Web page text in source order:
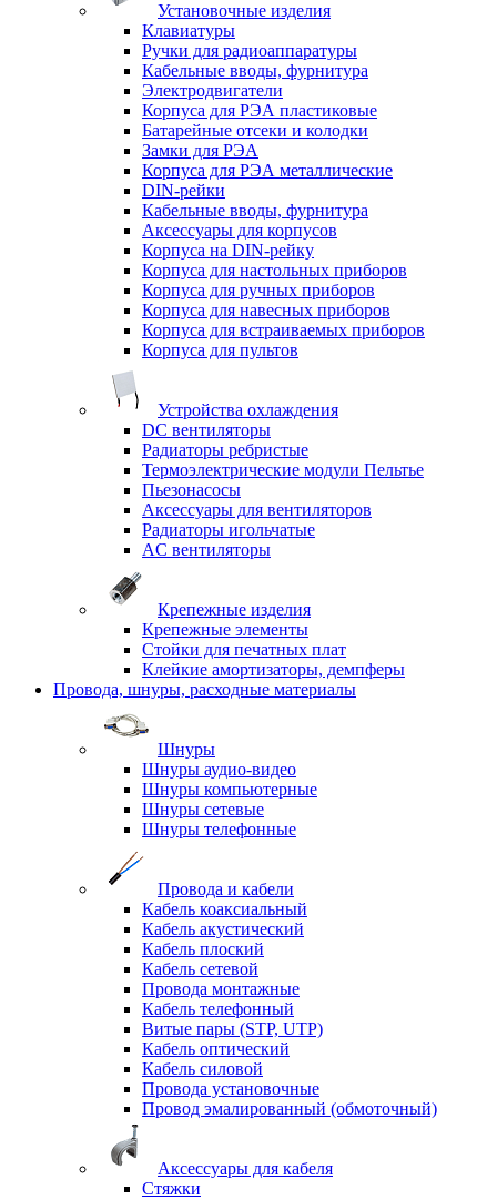
Установочные изделия
Клавиатуры
Ручки для радиоаппаратуры
Кабельные вводы, фурнитура
Электродвигатели
Корпуса для РЭА пластиковые
Батарейные отсеки и колодки
Замки для РЭА
Корпуса для РЭА металлические
DIN-рейки
Кабельные вводы, фурнитура
Аксессуары для корпусов
Корпуса на DIN-рейку
Корпуса для настольных приборов
Корпуса для ручных приборов
Корпуса для навесных приборов
Корпуса для встраиваемых приборов
Корпуса для пультов
Устройства охлаждения
DC вентиляторы
Радиаторы ребристые
Термоэлектрические модули Пельтье
Пьезонасосы
Аксессуары для вентиляторов
Радиаторы игольчатые
AC вентиляторы
Крепежные изделия
Крепежные элементы
Стойки для печатных плат
Клейкие амортизаторы, демпферы
Провода, шнуры, расходные материалы
Шнуры
Шнуры аудио-видео
Шнуры компьютерные
Шнуры сетевые
Шнуры телефонные
Провода и кабели
Кабель коаксиальный
Кабель акустический
Кабель плоский
Кабель сетевой
Провода монтажные
Кабель телефонный
Витые пары (STP, UTP)
Кабель оптический
Кабель силовой
Провода установочные
Провод эмалированный (обмоточный)
Аксессуары для кабеля
Стяжки